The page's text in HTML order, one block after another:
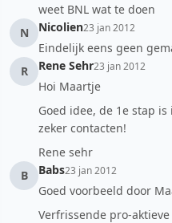
weet BNL wat te doen
N
Nicolien23 jan 2012
Eindelijk eens geen
R
Rene Sehr23 jan 2012
Hoi Maartje
Goed idee, de 1e stap
zeker contacten!
Rene sehr
B
Babs23 jan 2012
Goed voorbeeld door
Verfrissende pro-